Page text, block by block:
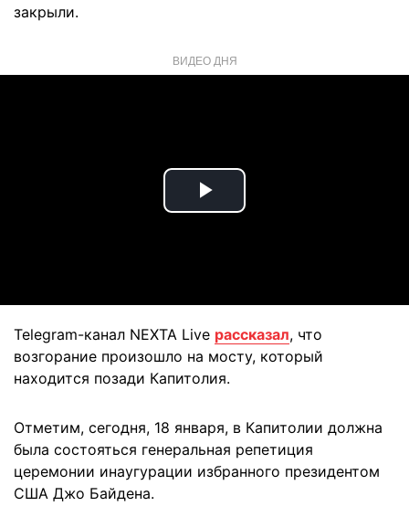
закрыли.
ВИДЕО ДНЯ
Play
Telegram-канал NEXTA Live рассказал, что
возгорание произошло на мосту, который
находится позади Капитолия.
Отметим, сегодня, 18 января, в Капитолии должна
была состояться генеральная репетиция
церемонии инаугурации избранного президентом
США Джо Байдена.